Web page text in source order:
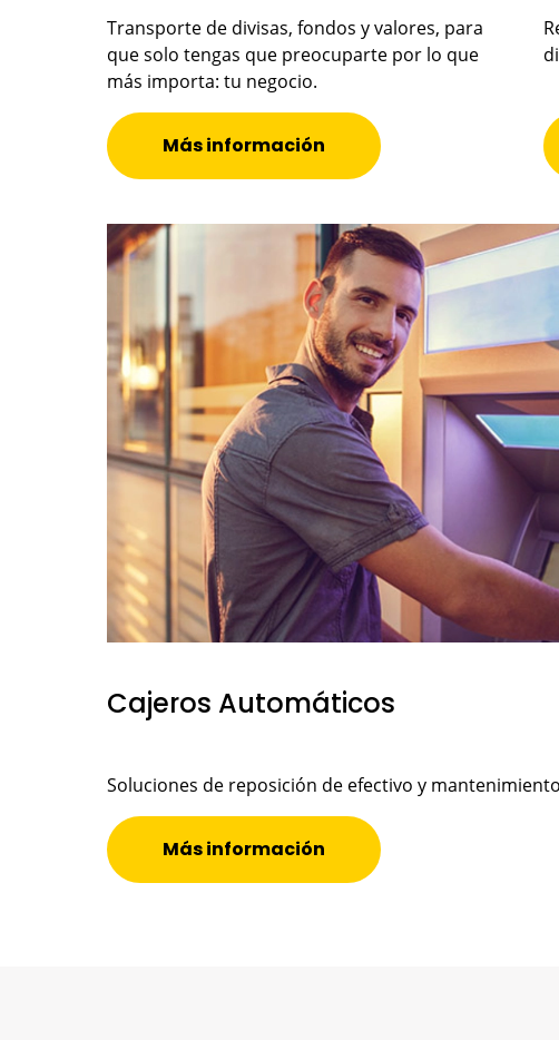
Transporte de divisas, fondos y valores, para
que solo tengas que preocuparte por lo que
más importa: tu negocio.
Más información
Cajeros Automáticos
Soluciones de reposición de efectivo y
Más información